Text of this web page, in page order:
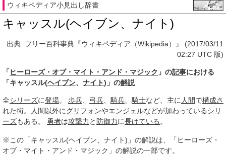
ウィキペディア小見出し辞書
キャッスル(ヘイブン、ナイト)
出典: フリー百科事典『ウィキペディア（Wikipedia）』 (2017/03/11
02:27 UTC 版)
「ヒーローズ・オブ・マイト・アンド・マジック 」の記事における
「キャッスル(ヘイブン、 ナイト)」の解説
全シリーズに登場。 歩兵 弓兵 騎兵 騎士など、主に 人間で構成さ
れた街。 人間以外にグリフォンやエンジェルなどが加わっているシリ
ーズもある。 勇者は攻撃力 と防御力に長けている 。
※この「キャッスル(ヘイブン、ナイト)」の解説は、「ヒーローズ・
オブ・マイト・アンド・マジック」の解説の一部です。